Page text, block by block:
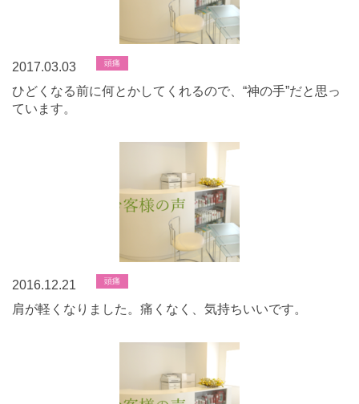
2017.03.03 頭痛
ひどくなる前に何とかしてくれるので、“神の手”だと思っ
ています。
2016.12.21 頭痛
肩が軽くなりました。痛くなく、気持ちいいです。